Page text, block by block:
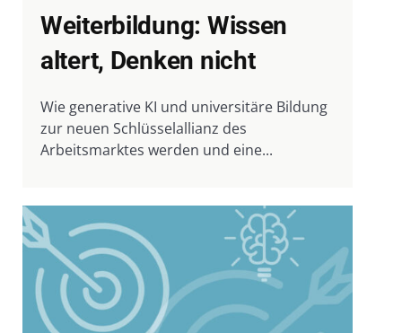
Weiterbildung: Wissen
altert, Denken nicht
Wie generative KI und universitäre Bildung
zur neuen Schlüsselallianz des
Arbeitsmarktes werden und eine...